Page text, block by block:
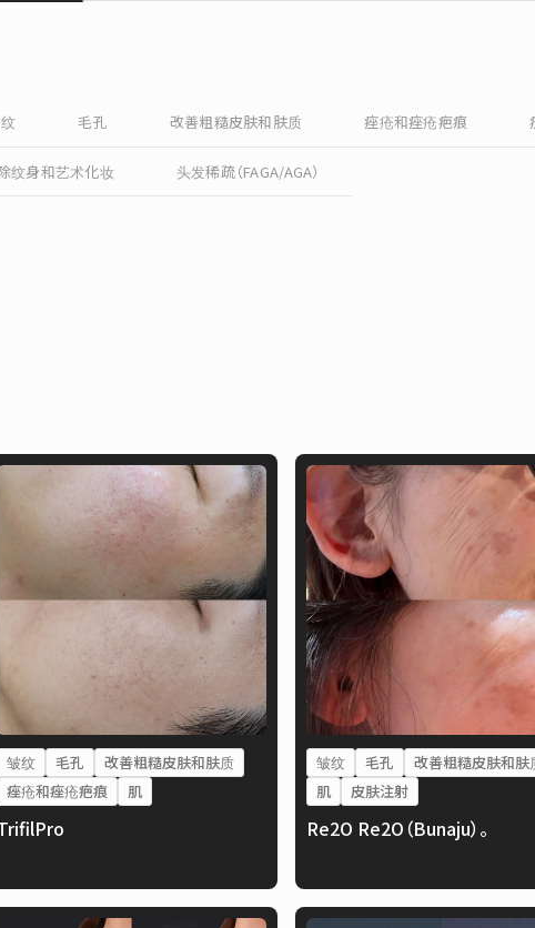
毛孔 改善粗糙皮肤和肤质 痤疮和痤疮疤痕
纹身和艺术化妆 头发稀疏（FAGA/AGA）
皱纹 毛孔
改善粗糙皮肤和肤质
痤疮和痤疮疤痕
肌
皱纹 毛孔
改善粗糙皮肤和肤
肌
皮肤注射
Re2O Re2O（Bunaju）。